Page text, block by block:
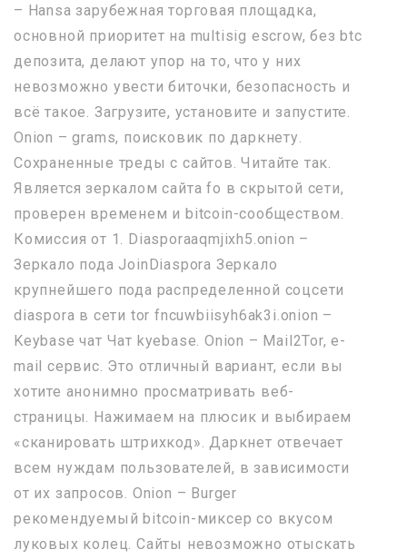
– Hansa зарубежная торговая площадка,
основной приоритет на multisig escrow, без btc
депозита, делают упор на то, что у них
невозможно увести биточки, безопасность и
всё такое. Загрузите, установите и запустите.
Onion – grams, поисковик по даркнету.
Сохраненные треды с сайтов. Читайте так.
Является зеркалом сайта fo в скрытой сети,
проверен временем и bitcoin-сообществом.
Комиссия от 1. Diasporaaqmjixh5.onion –
Зеркало пода JoinDiaspora Зеркало
крупнейшего пода распределенной соцсети
diaspora в сети tor fncuwbiisyh6ak3i.onion –
Keybase чат Чат kyebase. Onion – Mail2Tor, e-
mail сервис. Это отличный вариант, если вы
хотите анонимно просматривать веб-
страницы. Нажимаем на плюсик и выбираем
«сканировать штрихкод». Даркнет отвечает
всем нуждам пользователей, в зависимости
от их запросов. Onion – Burger
рекомендуемый bitcoin-миксер со вкусом
луковых колец. Сайты невозможно отыскать